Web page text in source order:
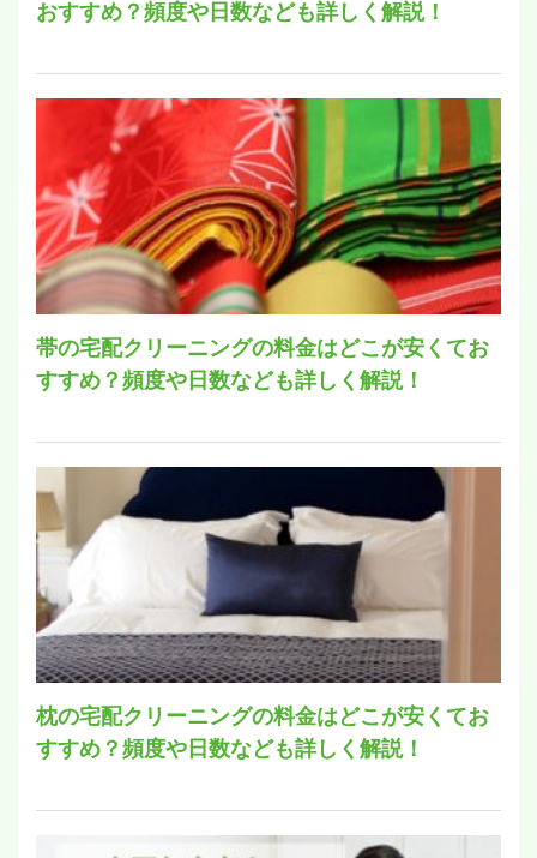
おすすめ？頻度や日数なども詳しく解説！
帯の宅配クリーニングの料金はどこが安くてお
すすめ？頻度や日数なども詳しく解説！
枕の宅配クリーニングの料金はどこが安くてお
すすめ？頻度や日数なども詳しく解説！